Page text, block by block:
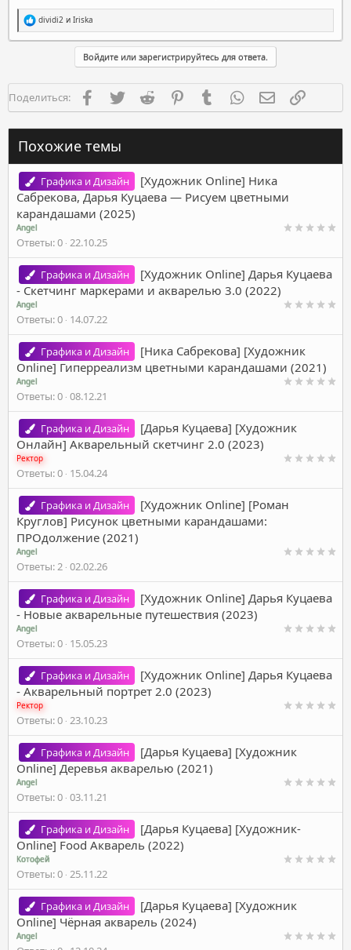
Р
е
а
и
:
dividi2 и Iriska
Войдите или зарегистрируйтесь для ответа.
Поделиться: FacebookTwitter Reddit PinterestTumblr WhatsAppЭлектронная
Похожие темы
Графика и Дизайн
[Художник Online] Ника
Сабрекова, Дарья Куцаева ― Рисуем цветными
карандашами (2025)
Angel
Ответы 0 22.10.25
Графика и Дизайн
[Художник Online] Дарья Куцаева
- Скетчинг маркерами и акварелью 3.0 (2022)
Angel
Ответы 0 14.07.22
Графика и Дизайн
[Ника Сабрекова] [Художник
Online] Гиперреализм цветными карандашами (2021)
Angel
Ответы 0 08.12.21
Графика и Дизайн
[Дарья Куцаева] [Художник
Онлайн] Акварельный скетчинг 2.0 (2023)
Ректор
Ответы 0 15.04.24
Графика и Дизайн
[Художник Online] [Роман
Круглов] Рисунок цветными карандашами:
ПРОдолжение (2021)
Angel
Ответы 2 02.02.26
Графика и Дизайн
[Художник Online] Дарья Куцаева
- Новые акварельные путешествия (2023)
Angel
Ответы 0 15.05.23
Графика и Дизайн
[Художник Online] Дарья Куцаева
- Акварельный портрет 2.0 (2023)
Ректор
Ответы 0 23.10.23
Графика и Дизайн
[Дарья Куцаева] [Художник
Online] Деревья акварелью (2021)
Angel
Ответы 0 03.11.21
Графика и Дизайн
[Дарья Куцаева] [Художник-
Online] Food Акварель (2022)
Котофей
Ответы 0 25.11.22
Графика и Дизайн
[Дарья Куцаева] [Художник
Online] Чёрная акварель (2024)
Angel